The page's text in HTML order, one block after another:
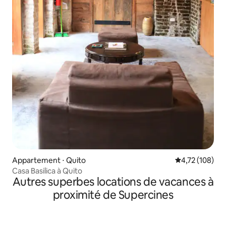
Appartement ⋅ Quito Évaluation
4,72 (108)
Casa Basilica à Quito
Autres superbes locations de vacances à
proximité de Supercines